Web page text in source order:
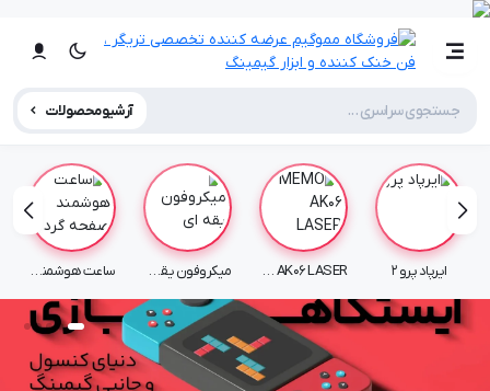
آرشیو محصولات
ایرپاد پرو 2 MEMO AK06 LASER میکروفون یقه ای ساعت هوشمند صفحه گرد